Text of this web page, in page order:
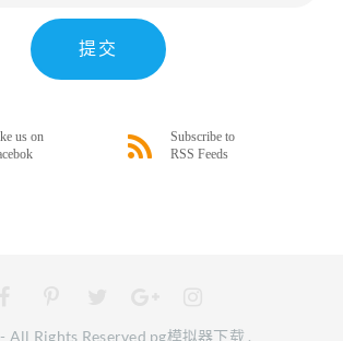
提交
- All Rights Reserved pg模拟器下载 .